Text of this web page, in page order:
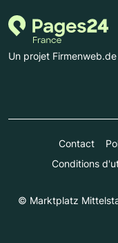
Un projet Firmenweb.de
Contact
Conditions
© Marktplatz